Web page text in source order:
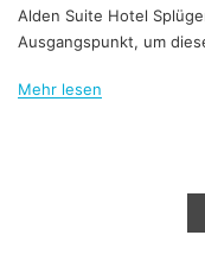
Alden Suite Hotel
Ausgangspunkt, um
Mehr lesen